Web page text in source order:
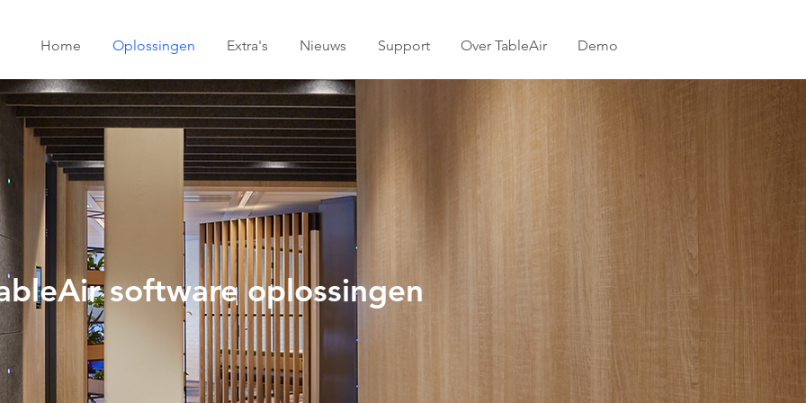
Home Oplossingen Extra's Nieuws Support Over TableAir Demo
software oplossingen